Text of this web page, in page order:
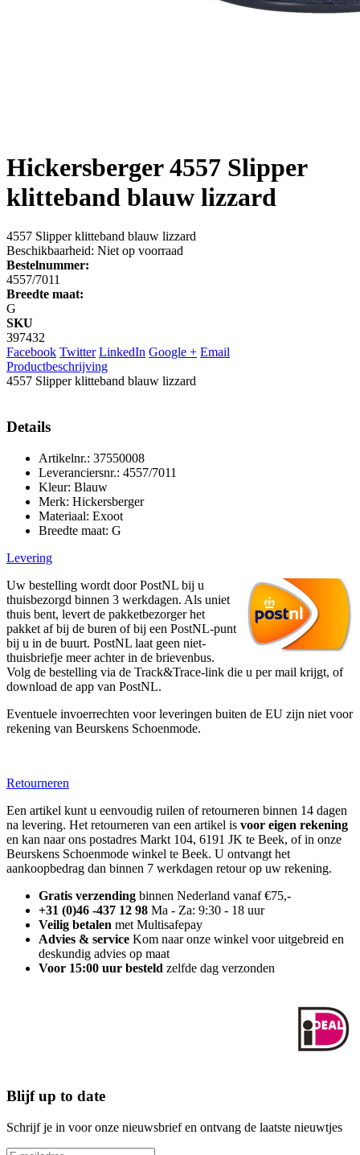
Hickersberger4557 Slipper
klitteband blauw lizzard
4557 Slipper klitteband blauw lizzard
Beschikbaarheid: Niet op voorraad
Bestelnummer:
4557/7011
Breedte maat:
G
SKU
397432
Facebook Twitter LinkedIn Google + Email
Productbeschrijving
4557 Slipper klitteband blauw lizzard
Details
Artikelnr.: 37550008
Leveranciersnr.: 4557/7011
Kleur: Blauw
Merk: Hickersberger
Materiaal: Exoot
Breedte maat: G
Levering
Uw bestelling wordt door PostNL bij u
thuisbezorgd binnen 3 werkdagen. Als uniet
thuis bent, levert de pakketbezorger het
pakket af bij de buren of bij een PostNL-punt
bij u in de buurt. PostNL laat geen niet-
thuisbriefje meer achter in de brievenbus.
Volg de bestelling via de Track&Trace-link die u per mail krijgt, of
download de app van PostNL.
Eventuele invoerrechten voor leveringen buiten de EU zijn niet voor
rekening van Beurskens Schoenmode.
Retourneren
Een artikel kunt u eenvoudig ruilen of retourneren binnen 14 dagen
na levering. Het retourneren van een artikel is voor eigen rekening
en kan naar ons postadres Markt 104, 6191 JK te Beek, of in onze
Beurskens Schoenmode winkel te Beek. U ontvangt het
aankoopbedrag dan binnen 7 werkdagen retour op uw rekening.
Gratis verzending binnen Nederland vanaf €75,-
+31 (0)46 -437 12 98 Ma - Za: 9:30 - 18 uur
Veilig betalen met Multisafepay
Advies & service Kom naar onze winkel voor uitgebreid en
deskundig advies op maat
Voor 15:00 uur besteld zelfde dag verzonden
Blijf up to date
Schrijf je in voor onze nieuwsbrief en ontvang de laatste nieuwtjes